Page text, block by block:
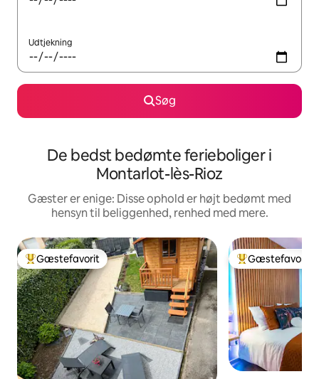
Udtjekning
Søg
De bedst bedømte ferieboliger i
Montarlot-lès-Rioz
Gæster er enige: Disse ophold er højt bedømt med
hensyn til beliggenhed, renhed med mere.
Bedste gæstefavorit
Gæstefavorit Bedste
Gæstefavorit